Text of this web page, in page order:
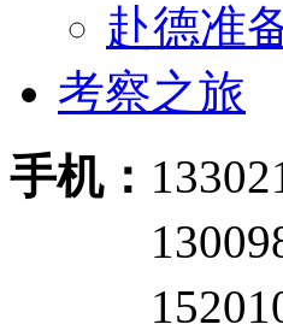
赴德准
考察之旅
手机：